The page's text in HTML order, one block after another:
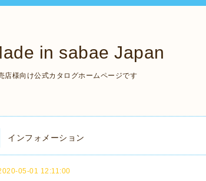
in sabae Japan
店様向け公式カタログホームページです
インフォメーション
05-01 12:11:00